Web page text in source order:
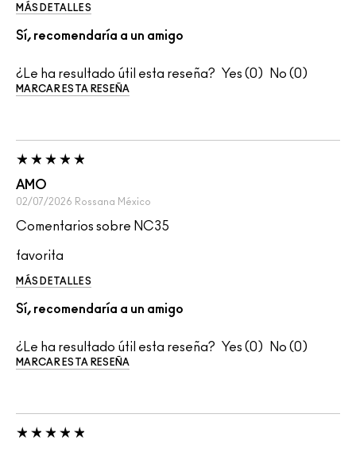
MÁS DETALLES
Sí, recomendaría a un amigo
¿Le ha resultado útil esta reseña? 0 0
MARCAR ESTA RESEÑA
AMO
02/07/2026 Rossana México
Comentarios sobre NC35
favorita
MÁS DETALLES
Sí, recomendaría a un amigo
¿Le ha resultado útil esta reseña? 0 0
MARCAR ESTA RESEÑA